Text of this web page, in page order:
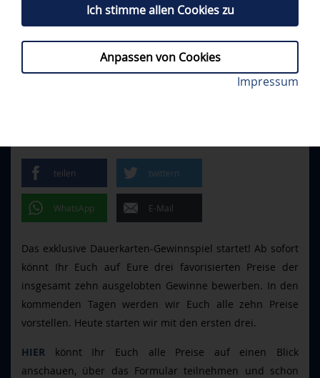
Einen Schläger der Panther-Profis gewinnen. Foto:
// SAMSTAG, 23.05.2026
teilen twittern
WhatsApp E-Mail
Das exklusive Dauerkarten-Gewinnspiel startet! Ab sofort
könnt Ihr Euch auf Eure drei favorisierten Preise der
insgesamt zehn ausgelobten Gewinne bewerben. In den
kommenden Tagen werden wir Euch alle zehn Preise
vorstellen. Heute starten wir mit den ersten drei.
HIER könnt Ihr Euch alle Preise auf einen Blick
anschauen, über das Formular teilnehmen und schon
Ich stimme allen Cookies zu
Anpassen von Cookies
Impressum